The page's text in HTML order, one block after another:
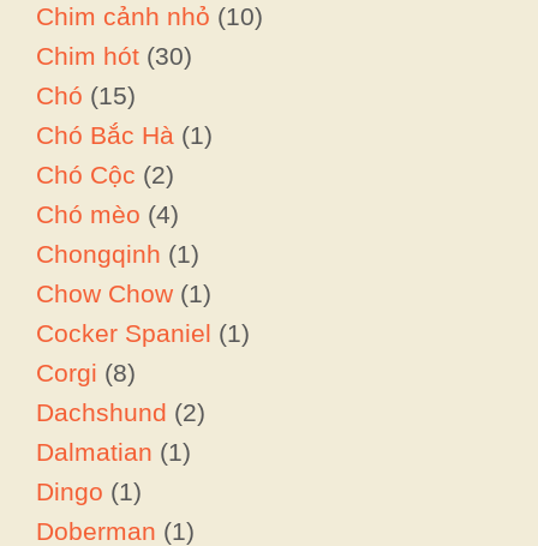
Chim cảnh nhỏ (10)
Chim hót (30)
Chó (15)
Chó Bắc Hà (1)
Chó Cộc (2)
Chó mèo (4)
Chongqinh (1)
Chow Chow (1)
Cocker Spaniel (1)
Corgi (8)
Dachshund (2)
Dalmatian (1)
Dingo (1)
Doberman (1)